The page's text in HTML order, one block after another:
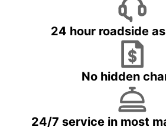
24 hour roadside
No hidden
24/7 service in most